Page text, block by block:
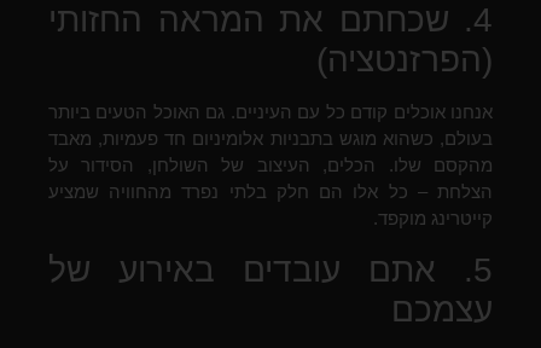
4. שכחתם את המראה החזותי
(הפרזנטציה)
אנחנו אוכלים קודם כל עם העיניים. גם האוכל הטעים ביותר
בעולם, כשהוא מוגש בתבניות אלומיניום חד פעמיות, מאבד
מהקסם שלו. הכלים, העיצוב של השולחן, הסידור על
הצלחת – כל אלו הם חלק בלתי נפרד מהחוויה שמציע
קייטרינג מוקפד.
5. אתם עובדים באירוע של
עצמכם